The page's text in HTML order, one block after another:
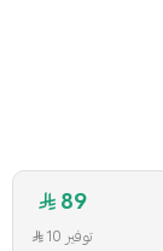
89
توفير 10